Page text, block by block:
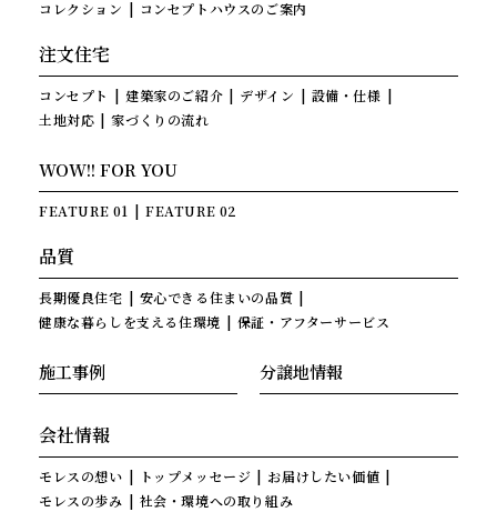
コレクション コンセプトハウスのご案内
注文住宅
コンセプト 建築家のご紹介 デザイン
設備・仕様
土地対応
家づくりの流れ
WOW!! FOR YOU
FEATURE 01 FEATURE 02
品質
長期優良住宅
安心できる住まいの品質
健康な暮らしを支える住環境
保証・アフターサービス
施工事例 分譲地情報
会社情報
モレスの想い トップメッセージ
お届けしたい価値
モレスの歩み
社会・環境への取り組み